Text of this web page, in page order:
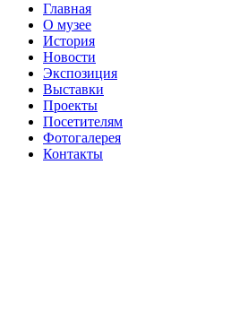
Главная
О музее
История
Новости
Экспозиция
Выставки
Проекты
Посетителям
Фотогалерея
Контакты